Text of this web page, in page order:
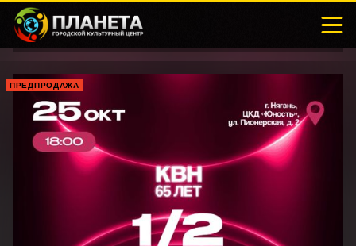
ПРЕДПРОДАЖА